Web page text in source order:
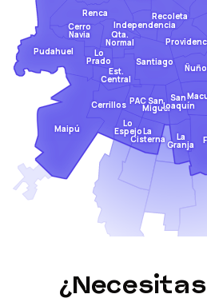
Maipú
Cerrillos
Est.
Central
Pudahuel Lo
Prado
Cerro
Navia
Santiago
Renca
Qta.
Normal
Recoleta
Independencia
La
Cisterna
Lo
Espejo
PACSan
Miguel
La
Granja
San
Joaquín